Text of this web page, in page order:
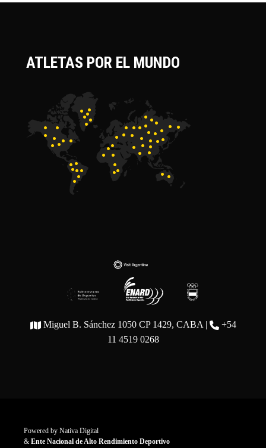
ATLETAS POR EL MUNDO
Miguel B. Sánchez 1050 CP 1429, CABA |
+54
11 4519 0268
Powered by Nativa Digital
& Ente Nacional de Alto Rendimiento Deportivo